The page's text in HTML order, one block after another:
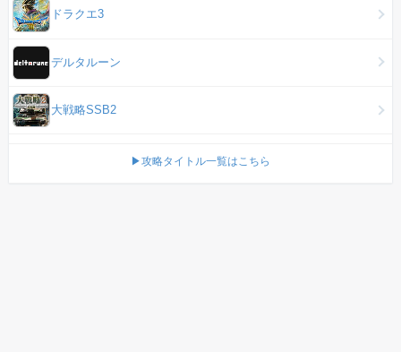
ドラクエ3
デルタルーン
大戦略SSB2
▶攻略タイトル一覧はこちら